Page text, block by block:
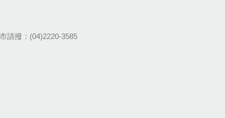
請撥：(04)2220-3585